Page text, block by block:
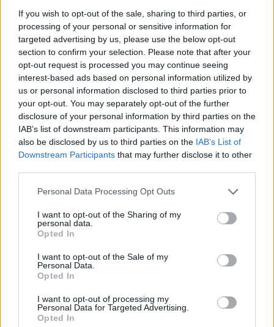
If you wish to opt-out of the sale, sharing to third parties, or
processing of your personal or sensitive information for
targeted advertising by us, please use the below opt-out
section to confirm your selection. Please note that after your
opt-out request is processed you may continue seeing
interest-based ads based on personal information utilized by
us or personal information disclosed to third parties prior to
your opt-out. You may separately opt-out of the further
disclosure of your personal information by third parties on the
IAB’s list of downstream participants. This information may
also be disclosed by us to third parties on the IAB’s List of
Downstream Participants that may further disclose it to other
Personal Data Processing Opt Outs
I want to opt-out of the Sharing of my
personal data.
Opted In
I want to opt-out of the Sale of my
Personal Data.
Opted In
I want to opt-out of processing my
Personal Data for Targeted Advertising.
Opted In
Καλή επικοινωνία και δεξιότητες εξυπηρέτησης πελατών
Ικανότητα εργασίας σε ομάδες
Παροχές
Ανταγωνιστικός μισθός
Ευκαιρίες για επαγγελματική ανάπτυξη
Διαμονή
Θέσεις εργασίας